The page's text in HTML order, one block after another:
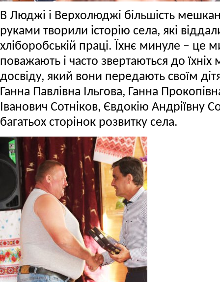
В Люджі і Верхолюджі більшість
руками творили історію села, які
хліборобській праці. Їхнє минуле – це
поважають і часто звертаються до
досвіду, який вони передають своїм
Ганна Павлівна Ільгова, Ганна
Іванович Сотніков, Євдокію Андріївну
багатьох сторінок розвитку села.